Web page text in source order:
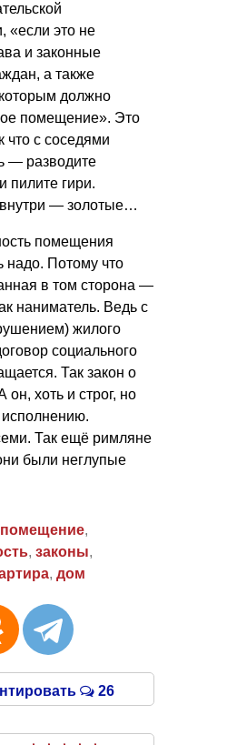
«если это не
и законные
а также
должно
помещение». Это
что с соседями
— разводите
пилите гири.
внутри — золотые…
помещения
надо. Потому что
в том сторона —
наниматель. Ведь с
жилого
социального
Так закон о
он, хоть и строг, но
исполнению.
Так ещё римляне
были неглупые
,
, законы,
, дом
26